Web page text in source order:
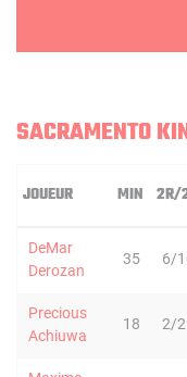
SACRAMENTO
JOUEUR MIN 2R/
DeMar
Derozan
35 6/
Precious
Achiuwa
18 2/2